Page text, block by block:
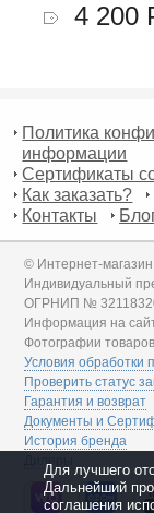
4 200
Политика
информации
Сертификаты
Как заказать?
Контакты
© Интернет-
Индивидуальный
ОГРНИП №
Информация на
Фотографии
Условия обработки
Проверить статус
Гарантия и возврат
Документы и
История бренда
Для лучшего
Дальнейший
соглашения